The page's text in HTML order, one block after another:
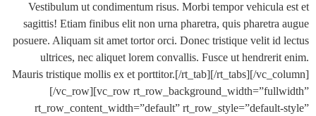
Vestibulum ut condimentum risus. Morbi tempor
sagittis! Etiam finibus elit non urna pharetra, quis
posuere. Aliquam sit amet tortor orci. Donec tristique velit
ultrices, nec aliquet lorem convallis. Fusce ut
Mauris tristique mollis ex et porttitor.[/rt_tab][/rt_tabs][/
[/vc_row][vc_row
rt_row_content_width=”default”